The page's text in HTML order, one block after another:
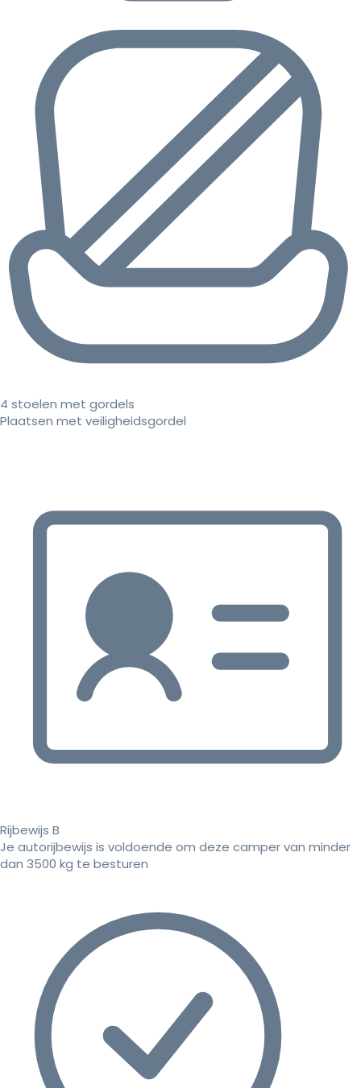
4 stoelen met gordels
Plaatsen met veiligheidsgordel
Rijbewijs B
Je autorijbewijs is voldoende om deze camper van minder
dan 3500 kg te besturen